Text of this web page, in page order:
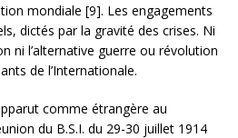
mondiale [9]. Les engagements
dictés par la gravité des crises. Ni
ni l’alternative guerre ou révolution
de l’Internationale.
comme étrangère au
du B.S.I. du 29-30 juillet 1914